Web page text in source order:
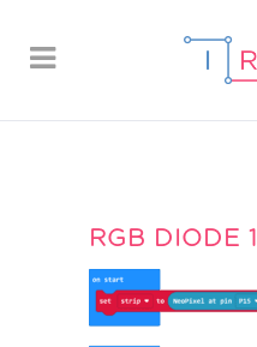
RGB DIODE 1